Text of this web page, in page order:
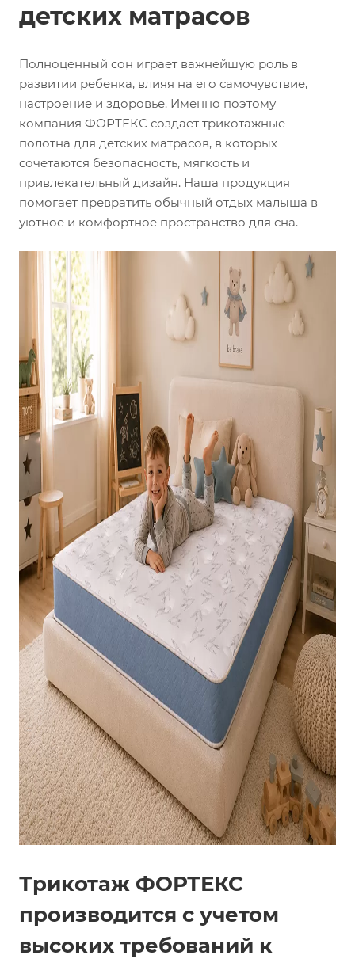
детских матрасов
Полноценный сон играет важнейшую роль в
развитии ребенка, влияя на его самочувствие,
настроение и здоровье. Именно поэтому
компания ФОРТЕКС создает трикотажные
полотна для детских матрасов, в которых
сочетаются безопасность, мягкость и
привлекательный дизайн. Наша продукция
помогает превратить обычный отдых малыша в
уютное и комфортное пространство для сна.
Трикотаж ФОРТЕКС
производится с учетом
высоких требований к